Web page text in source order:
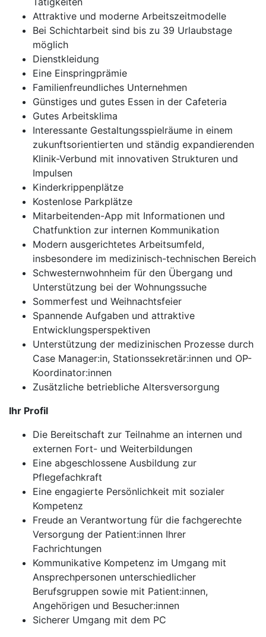
Attraktive und moderne Arbeitszeitmodelle
Bei Schichtarbeit sind bis zu 39 Urlaubstage
möglich
Dienstkleidung
Eine Einspringprämie
Familienfreundliches Unternehmen
Günstiges und gutes Essen in der Cafeteria
Gutes Arbeitsklima
Interessante Gestaltungsspielräume in einem
zukunftsorientierten und ständig expandierenden
Klinik-Verbund mit innovativen Strukturen und
Impulsen
Kinderkrippenplätze
Kostenlose Parkplätze
Mitarbeitenden-App mit Informationen und
Chatfunktion zur internen Kommunikation
Modern ausgerichtetes Arbeitsumfeld,
insbesondere im medizinisch-technischen Bereich
Schwesternwohnheim für den Übergang und
Unterstützung bei der Wohnungssuche
Sommerfest und Weihnachtsfeier
Spannende Aufgaben und attraktive
Entwicklungsperspektiven
Unterstützung der medizinischen Prozesse durch
Case Manager:in, Stationssekretär:innen und OP-
Koordinator:innen
Zusätzliche betriebliche Altersversorgung
Ihr Profil
Die Bereitschaft zur Teilnahme an internen und
externen Fort- und Weiterbildungen
Eine abgeschlossene Ausbildung zur
Pflegefachkraft
Eine engagierte Persönlichkeit mit sozialer
Kompetenz
Freude an Verantwortung für die fachgerechte
Versorgung der Patient:innen Ihrer
Fachrichtungen
Kommunikative Kompetenz im Umgang mit
Ansprechpersonen unterschiedlicher
Berufsgruppen sowie mit Patient:innen,
Angehörigen und Besucher:innen
Sicherer Umgang mit dem PC